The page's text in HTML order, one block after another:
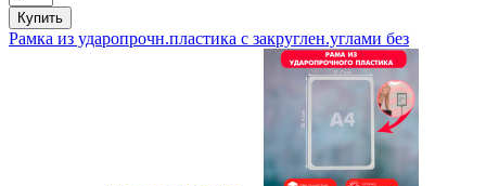
Купить
Рамка из ударопрочн.пластика с закруглен.углами без